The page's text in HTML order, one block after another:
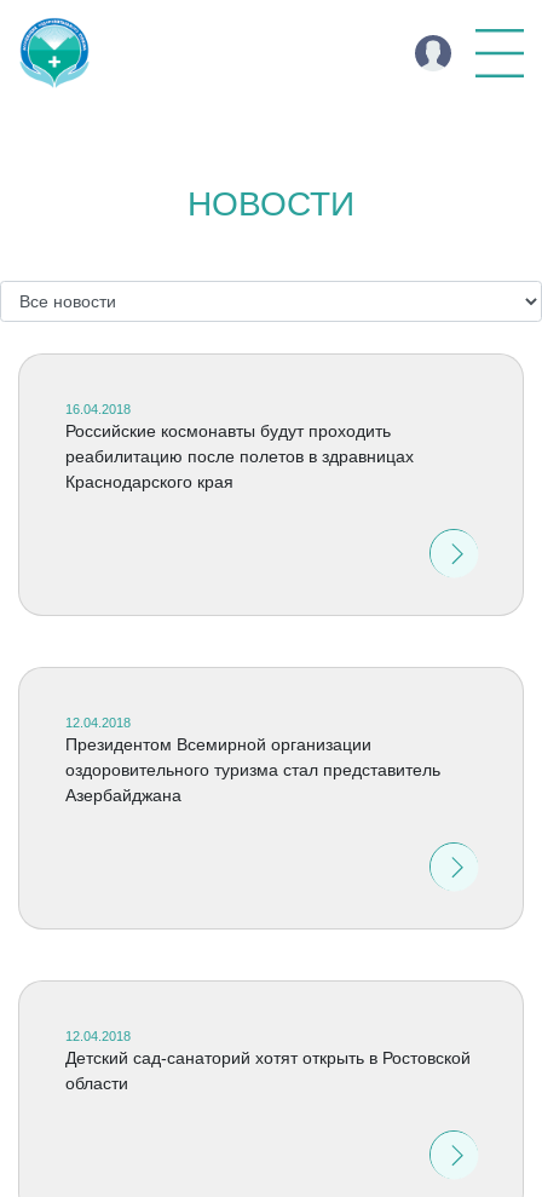
НОВОСТИ
16.04.2018
Российские космонавты будут проходить
реабилитацию после полетов в здравницах
Краснодарского края
12.04.2018
Президентом Всемирной организации
оздоровительного туризма стал представитель
Азербайджана
12.04.2018
Детский сад-санаторий хотят открыть в Ростовской
области